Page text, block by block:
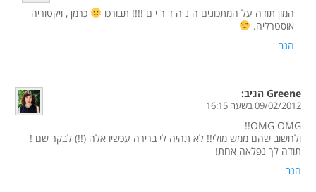
המון תודה על המתכונים ה נ ה ד ר י ם !!!! תבורכו
כרמן , ויקטוריה
אוסטרליה.
הגב
Greene הגיב:
09/02/2012 בשעה 16:15
OMG OMG!!
ולחשוב שהם ממש מולי!! לא תהיה לי ברירה עכשיו אלה (!!) לבקר שם !
תודה לך נפלאה אחת!
הגב